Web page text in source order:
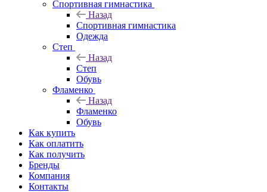
Спортивная гимнастика
Назад
Спортивная гимнастика
Одежда
Степ
Назад
Степ
Обувь
Фламенко
Назад
Фламенко
Обувь
Как купить
Как оплатить
Как получить
Бренды
Компания
Контакты